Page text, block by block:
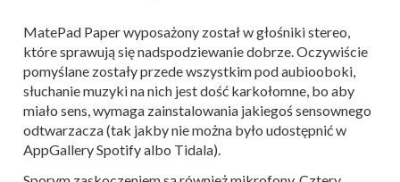
MatePad Paper wyposażony został w głośniki stereo,
które sprawują się nadspodziewanie dobrze. Oczywiście
pomyślane zostały przede wszystkim pod aubiooboki,
słuchanie muzyki na nich jest dość karkołomne, bo aby
miało sens, wymaga zainstalowania jakiegoś sensownego
odtwarzacza (tak jakby nie można było udostępnić w
AppGallery Spotify albo Tidala).